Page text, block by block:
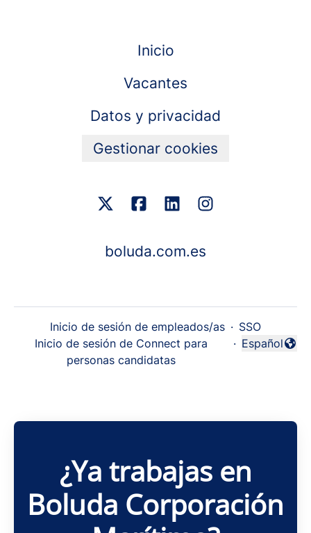
Inicio
Vacantes
Datos y privacidad
Gestionar cookies
boluda.com.es
Inicio de sesión de empleados/as · SSO
Inicio de sesión de Connect para
personas candidatas
·
Cambiar
Español
¿Ya trabajas en
Boluda Corporación